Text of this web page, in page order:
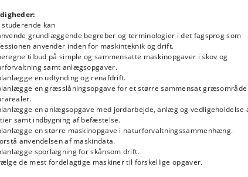
studerende kan
grundlæggende begreber og terminologier i det fagsprog som
anvender inden for maskinteknik og drift.
tilbud på simple og sammensatte maskinopgaver i skov og
samt anlægsopgaver.
en udtynding og renafdrift.
en græsslåningsopgave for et større sammensat
en anlægsopgave med jordarbejde, anlæg og vedligeholdelse
samt indbygning af befæstelse.
en større maskinopgave i naturforvaltningssammenhæng.
anvendelsen af maskindata.
sporlægning for skånsom drift.
de mest fordelagtige maskiner til forskellige opgaver.